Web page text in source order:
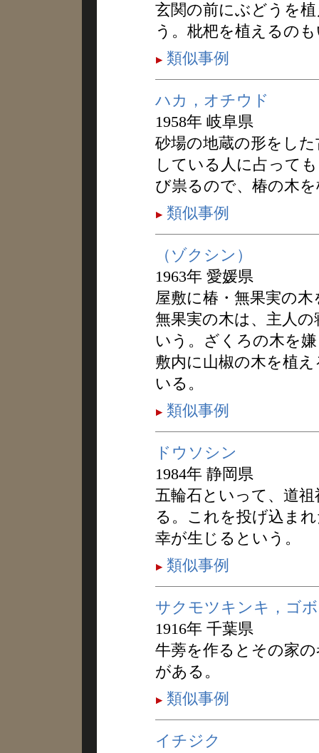
玄関の前にぶどうを
う。枇杷を植えるの
類似事例
ハカ，オチウド
1958年 岐阜県
砂場の地蔵の形をし
している人に占って
び祟るので、椿の木
類似事例
（ゾクシン）
1963年 愛媛県
屋敷に椿・無果実の
無果実の木は、主人
いう。ざくろの木を
敷内に山椒の木を植
いる。
類似事例
ドウソシン
1984年 静岡県
五輪石といって、道
る。これを投げ込ま
幸が生じるという。
類似事例
サクモツキンキ，ゴ
1916年 千葉県
牛蒡を作るとその家
がある。
類似事例
イチジク